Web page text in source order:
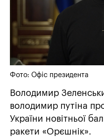
Фото: Офіс президента
Володимир
володимир путіна
України новітньої
ракети «Орєшнік».